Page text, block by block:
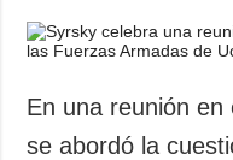
En una reunión
se abordó la